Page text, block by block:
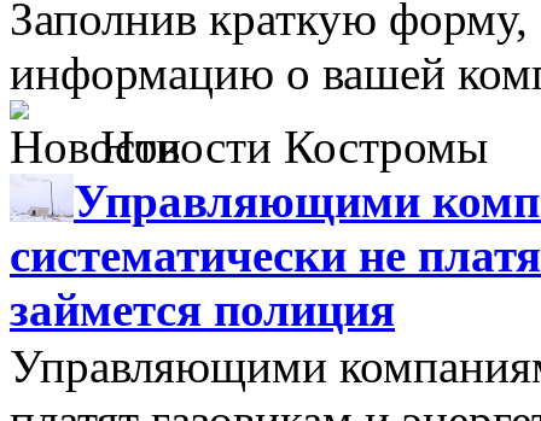
Заполнив краткую
информацию о вашей
Новости Костромы
Управляющими
систематически не
займется полиция
Управляющими